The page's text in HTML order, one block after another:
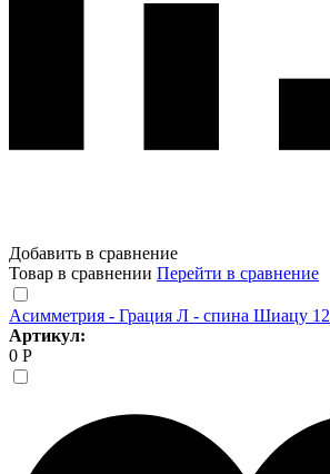
Добавить в сравнение
Товар в сравнении Перейти в сравнение
Асимметрия - Грация Л - спина Шиацу 12
Артикул:
0 Р